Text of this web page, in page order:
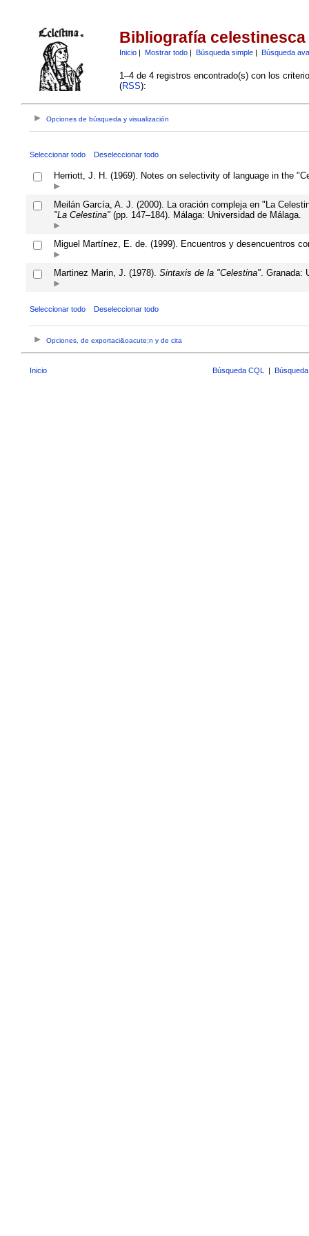
Bibliografía celestinesca
Inicio| Mostrar todo| Búsqueda simple| Búsqueda
1–4 de 4 registros encontrado(s) con los
(RSS):
Opciones de búsqueda y visualización
Seleccionar todo Deseleccionar todo
Herriott, J. H. (1969). Notes on selectivity of language in the
Meilán García, A. J. (2000). La oración compleja en "La
"La Celestina"(pp. 147–184). Málaga: Universidad de Málaga.
Miguel Martínez, E. de. (1999). Encuentros y desencuentros
Martinez Marin, J. (1978). Sintaxis de la "Celestina". Granada:
Seleccionar todo Deseleccionar todo
Opciones, de exportaci&oacute;n y de cita
Inicio Búsqueda CQL |